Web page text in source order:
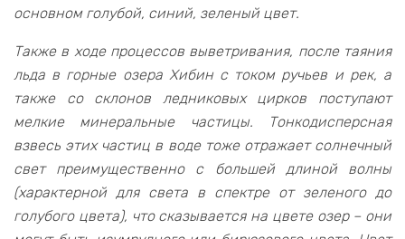
основном голубой, синий, зеленый цвет.
Также в ходе процессов выветривания, после таяния
льда в горные озера Хибин с током ручьев и рек, а
также со склонов ледниковых цирков поступают
мелкие минеральные частицы. Тонкодисперсная
взвесь этих частиц в воде тоже отражает солнечный
свет преимущественно с большей длиной волны
(характерной для света в спектре от зеленого до
голубого цвета), что сказывается на цвете озер – они